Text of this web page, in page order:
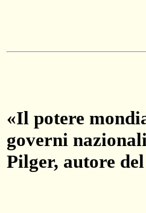
«Il potere
governi
Pilger, autore